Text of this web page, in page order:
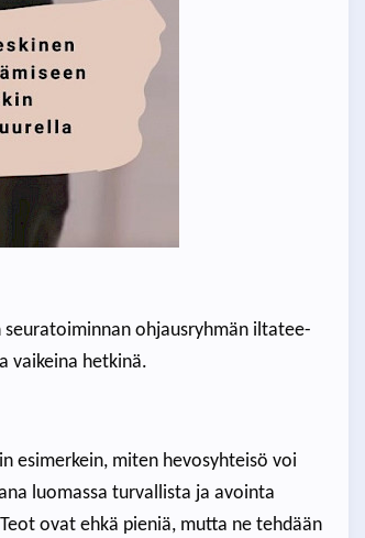
seuratoiminnan ohjausryhmän iltatee-
vaikeina hetkinä.
esimerkein, miten hevosyhteisö voi
luomassa turvallista ja avointa
ovat ehkä pieniä, mutta ne tehdään